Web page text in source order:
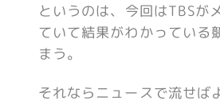
というのは、今回はTBSが
ていて結果がわかっている
まう。
それならニュースで流せば